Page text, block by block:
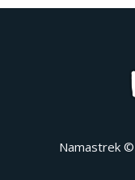
Namastrek